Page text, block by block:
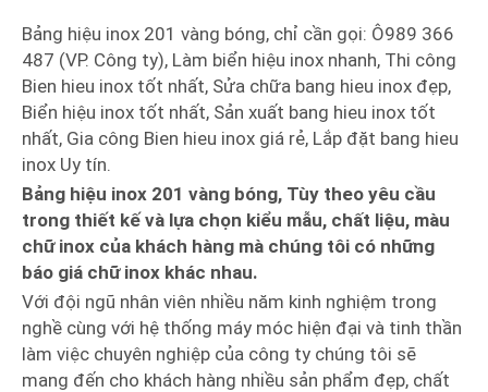
Bảng hiệu inox 201 vàng bóng, chỉ cần gọi: Ô989 366
487 (VP. Công ty), Làm biển hiệu inox nhanh, Thi công
Bien hieu inox tốt nhất, Sửa chữa bang hieu inox đẹp,
Biển hiệu inox tốt nhất, Sản xuất bang hieu inox tốt
nhất, Gia công Bien hieu inox giá rẻ, Lắp đặt bang hieu
inox Uy tín.
Bảng hiệu inox 201 vàng bóng, Tùy theo yêu cầu
trong thiết kế và lựa chọn kiểu mẫu, chất liệu, màu
chữ inox của khách hàng mà chúng tôi có những
báo giá chữ inox khác nhau.
Với đội ngũ nhân viên nhiều năm kinh nghiệm trong
nghề cùng với hệ thống máy móc hiện đại và tinh thần
làm việc chuyên nghiệp của công ty chúng tôi sẽ
mang đến cho khách hàng nhiều sản phẩm đẹp, chất